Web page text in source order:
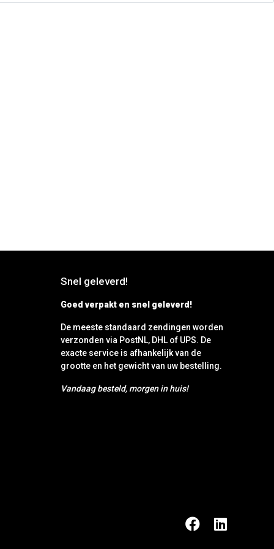
Snel geleverd!
Goed verpakt en snel geleverd!
De meeste standaard zendingen worden
verzonden via PostNL, DHL of UPS. De
exacte service is afhankelijk van de
grootte en het gewicht van uw bestelling.
Vandaag besteld, morgen in huis!